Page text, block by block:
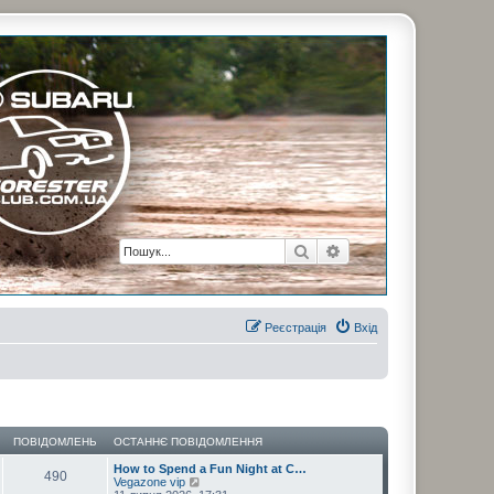
ПошукРозширений пошук
Присоединяйтесь. Think. Feel. Drive.
Вхід
Реєстрація
ПОВІДОМЛЕНЬ ОСТАННЄ ПОВІДОМЛЕННЯ
490
How to Spend a Fun Night at C…
Vegazone vip